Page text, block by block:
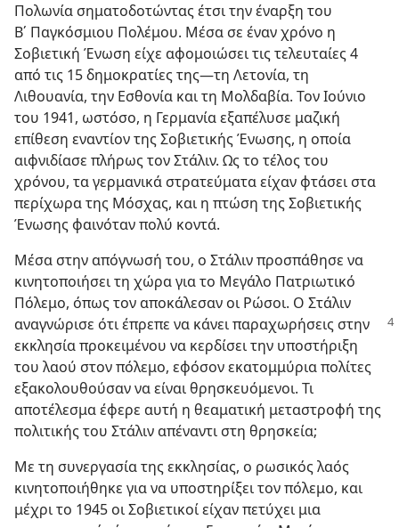
Πολωνία σηματοδοτώντας έτσι την έναρξη του
Β΄ Παγκόσμιου Πολέμου. Μέσα σε έναν χρόνο η
Σοβιετική Ένωση είχε αφομοιώσει τις τελευταίες 4
από τις 15 δημοκρατίες της​—τη Λετονία, τη
Λιθουανία, την Εσθονία και τη Μολδαβία. Τον Ιούνιο
του 1941, ωστόσο, η Γερμανία εξαπέλυσε μαζική
επίθεση εναντίον της Σοβιετικής Ένωσης, η οποία
αιφνιδίασε πλήρως τον Στάλιν. Ως το τέλος του
χρόνου, τα γερμανικά στρατεύματα είχαν φτάσει στα
περίχωρα της Μόσχας, και η πτώση της Σοβιετικής
Ένωσης φαινόταν πολύ κοντά.
Μέσα στην απόγνωσή του, ο Στάλιν προσπάθησε να
κινητοποιήσει τη χώρα για το Μεγάλο Πατριωτικό
Πόλεμο, όπως τον αποκάλεσαν οι Ρώσοι. Ο Στάλιν
αναγνώρισε ότι έπρεπε να κάνει παραχωρήσεις στην
εκκλησία προκειμένου να κερδίσει την υποστήριξη
του λαού στον πόλεμο, εφόσον εκατομμύρια πολίτες
εξακολουθούσαν να είναι θρησκευόμενοι. Τι
αποτέλεσμα έφερε αυτή η θεαματική μεταστροφή της
πολιτικής του Στάλιν απέναντι στη θρησκεία;
Με τη συνεργασία της εκκλησίας, ο ρωσικός λαός
κινητοποιήθηκε για να υποστηρίξει τον πόλεμο, και
μέχρι το 1945 οι Σοβιετικοί είχαν πετύχει μια